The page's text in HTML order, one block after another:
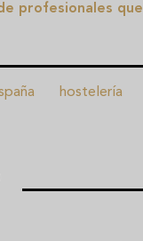
profesionales
hostelería